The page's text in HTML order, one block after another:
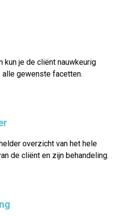
kun je de cliënt nauwkeurig
alle gewenste facetten.
overzicht van het hele
de cliënt en zijn behandeling.